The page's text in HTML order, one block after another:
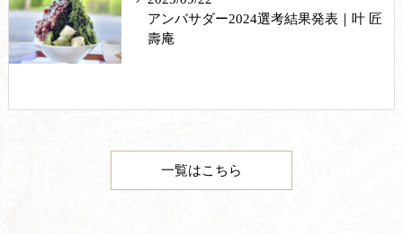
アンバサダー2024選考結果発表｜叶 匠
壽庵
一覧はこちら